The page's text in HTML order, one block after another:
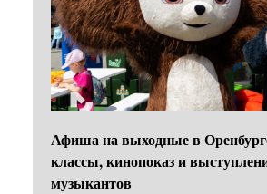
Афиша на выходные в
классы, кинопоказ и
музыкантов